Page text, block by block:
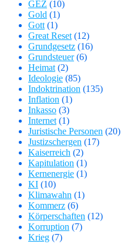
GEZ (10)
Gold (1)
Gott (1)
Great Reset (12)
Grundgesetz (16)
Grundsteuer(6)
Heimat (2)
Ideologie (85)
Indoktrination (135)
Inflation (1)
Inkasso (3)
Internet (1)
Juristische Personen (20)
Justizschergen (17)
Kaiserreich (2)
Kapitulation (1)
Kernenergie (1)
KI (10)
Klimawahn (1)
Kommerz (6)
Körperschaften (12)
Korruption (7)
Krieg (7)